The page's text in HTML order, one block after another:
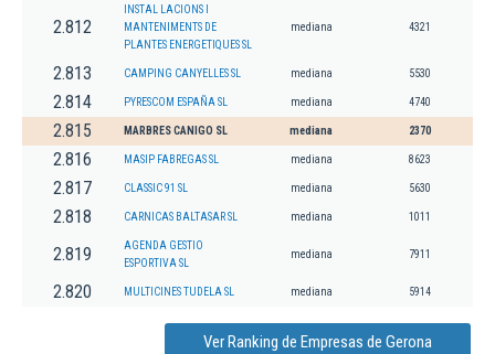
2.812
INSTAL LACIONS I
MANTENIMENTS DE
PLANTES ENERGETIQUES SL
mediana 4321
2.813 CAMPING CANYELLES SL mediana 5530
2.814 PYRESCOM ESPAÑA SL mediana 4740
2.815 MARBRES CANIGO SL mediana 2370
2.816 MASIP FABREGAS SL mediana 8623
2.817 CLASSIC 91 SL mediana 5630
2.818 CARNICAS BALTASAR SL mediana 1011
2.819
AGENDA GESTIO
ESPORTIVA SL
mediana 7911
2.820 MULTICINES TUDELA SL mediana 5914
Ver Ranking de Empresas de Gerona